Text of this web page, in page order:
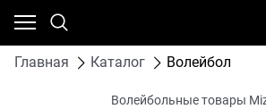
Главная Каталог Волейбол
Волейбольные товары